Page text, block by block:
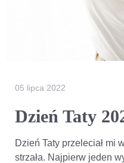
05 lipca 2022
Dzień Taty
Dzień Taty przeleciał mi
strzała. Najpierw jeden